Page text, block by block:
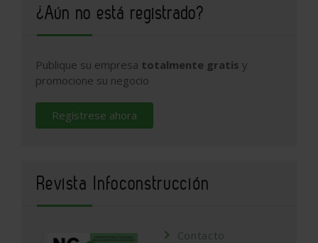
¿Aún no está registrado?
Publique su empresa totalmente gratis y
promocione su negocio
Regístrese ahora
Revista Infoconstrucción
Contacto